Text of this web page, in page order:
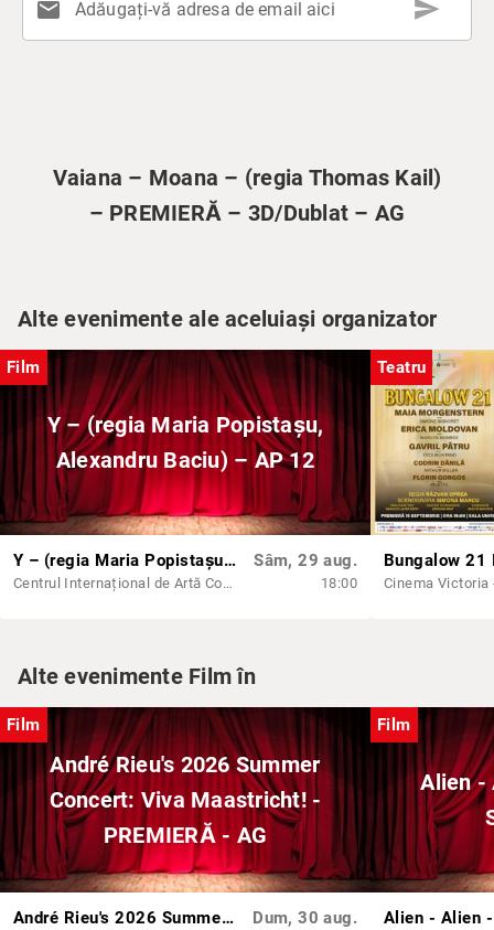
mail Adăugați-vă adresa de email aici send
Vaiana – Moana – (regia Thomas Kail)
– PREMIERĂ – 3D/Dublat – AG
Alte evenimente ale aceluiași organizator
Film
Y – (regia Maria Popistașu,
Alexandru Baciu) – AP 12
Y – (regia Maria Popistașu, Alexandru Baciu) – AP 12
Centrul Internațional de Artă Contemporană - Baia Turcească Iași
Sâm, 29 aug.
18:00
Teatru
Cinema Victoria
Alte evenimente Film în
Film
André Rieu's 2026 Summer
Concert: Viva Maastricht! -
PREMIERĂ - AG
André Rieu's 2026 Summer Concert: Viva Maastricht! - PREMIERĂ - AG Dum, 30 aug.
Film
Alien -